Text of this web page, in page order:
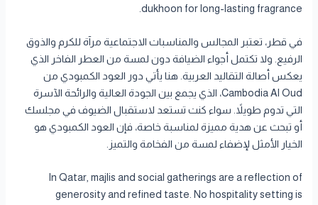
dukhoon for long-lasting fragrance.
في قطر، تعتبر المجالس والمناسبات الاجتماعية مرآة للكرم والذوق
الرفيع. ولا تكتمل أجواء الضيافة دون لمسة من العطر الفاخر الذي
يعكس أصالة التقاليد العربية. هنا يأتي دور العود الكمبودي من
Cambodia Al Oud، الذي يجمع بين الجودة العالية والرائحة الآسرة
التي تدوم طويلاً. سواء كنت تستعد لاستقبال الضيوف في مجلسك
أو تبحث عن هدية مميزة لمناسبة خاصة، فإن العود الكمبودي هو
الخيار الأمثل لإضفاء لمسة من الفخامة والتميز.
In Qatar, majlis and social gatherings are a reflection of
generosity and refined taste. No hospitality setting is